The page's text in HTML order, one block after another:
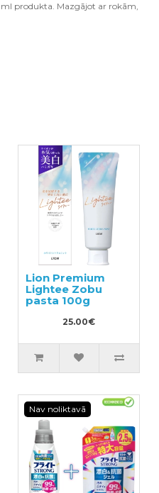
ml produkta. Mazgājot ar rokām,
Lion Premium
Lightee Zobu
pasta 100g
25.00€
Nav noliktavā